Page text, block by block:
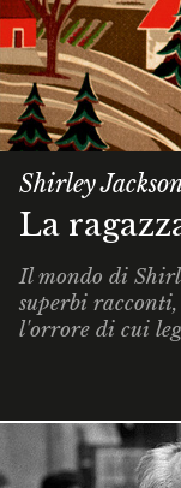
Shirley
La
Il mondo di
superbi
l'orrore di cui